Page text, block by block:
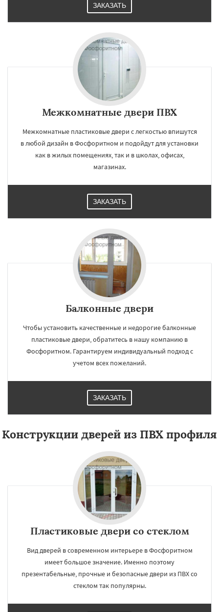
ЗАКАЗАТЬ
Межкомнатные двери ПВХ
Межкомнатные пластиковые двери с легкостью впишутся
в любой дизайн в Фосфоритном и подойдут для установки
как в жилых помещениях, так и в школах, офисах,
магазинах.
ЗАКАЗАТЬ
Балконные двери
Чтобы установить качественные и недорогие балконные
пластиковые двери, обратитесь в нашу компанию в
Фосфоритном. Гарантируем индивидуальный подход с
учетом всех пожеланий.
ЗАКАЗАТЬ
Конструкции дверей из ПВХ профиля
Пластиковые двери со стеклом
Вид дверей в современном интерьере в Фосфоритном
имеет большое значение. Именно поэтому
презентабельные, прочные и безопасные двери из ПВХ со
стеклом так популярны.